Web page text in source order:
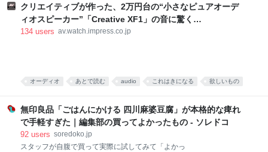
した。 真っ赤な小袋に入った粉 大学院生のころ、中国
の東北地方から来た留学生の女の子と仲良くなりまし
た。 彼女は辛い物が大好き。「日本には辛い食べ物が
ない」と、中国のショッピングサイト「淘宝」（タオ
キャラの描かれた、真っ赤な小袋をくれました。 なん
していなか
クリエイティブが作った、2万円台の“小さなピュアオーデ
ィオスピーカー”「Creative XF1」の音に驚く
[Sponsored]
134 users av.watch.impress.co.jp
オーディオ あとで読む audio これはきになる 欲しいもの
無印良品「ごはんにかける 四川麻婆豆腐」が本格的な痺れ
で手軽すぎた｜編集部の買ってよかったもの - ソレドコ
92 users soredoko.jp
スタッフが自腹で買って実際に試してみて「よかっ